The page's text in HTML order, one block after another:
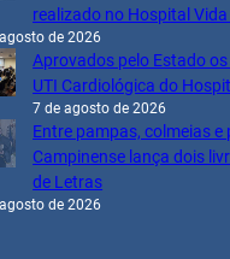
realizado no Hospital Vida
de 2026
Aprovados pelo Estado
UTI Cardiológica do
7 de agosto de 2026
Entre pampas, colmeias e
Campinense lança dois
de Letras
de 2026